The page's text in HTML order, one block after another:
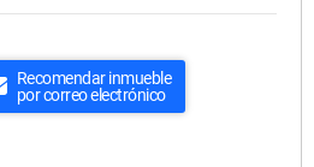
Recomendar inmueble
por correo electrónico